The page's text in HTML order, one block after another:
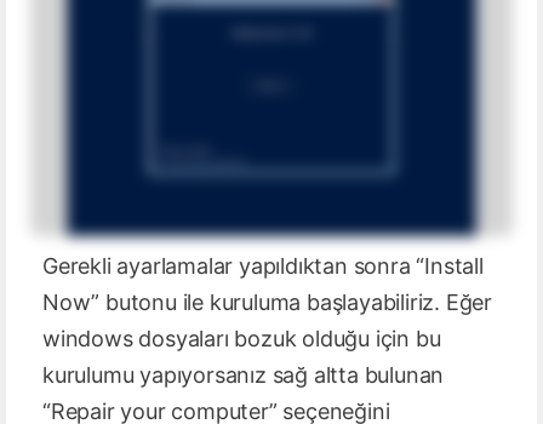
Gerekli ayarlamalar yapıldıktan sonra “Install
Now” butonu ile kuruluma başlayabiliriz. Eğer
windows dosyaları bozuk olduğu için bu
kurulumu yapıyorsanız sağ altta bulunan
“Repair your computer” seçeneğini